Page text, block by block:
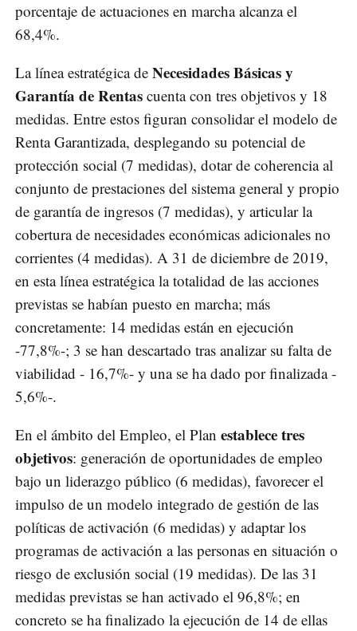
porcentaje de actuaciones en marcha alcanza el
68,4%.
La línea estratégica de Necesidades Básicas y
Garantía de Rentas cuenta con tres objetivos y 18
medidas. Entre estos figuran consolidar el modelo de
Renta Garantizada, desplegando su potencial de
protección social (7 medidas), dotar de coherencia al
conjunto de prestaciones del sistema general y propio
de garantía de ingresos (7 medidas), y articular la
cobertura de necesidades económicas adicionales no
corrientes (4 medidas). A 31 de diciembre de 2019,
en esta línea estratégica la totalidad de las acciones
previstas se habían puesto en marcha; más
concretamente: 14 medidas están en ejecución
-77,8%-; 3 se han descartado tras analizar su falta de
viabilidad - 16,7%- y una se ha dado por finalizada -
5,6%-.
En el ámbito del Empleo, el Plan establece tres
objetivos: generación de oportunidades de empleo
bajo un liderazgo público (6 medidas), favorecer el
impulso de un modelo integrado de gestión de las
políticas de activación (6 medidas) y adaptar los
programas de activación a las personas en situación o
riesgo de exclusión social (19 medidas). De las 31
medidas previstas se han activado el 96,8%; en
concreto se ha finalizado la ejecución de 14 de ellas